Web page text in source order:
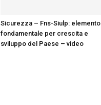
Sicurezza – Fns-Siulp: elemento
fondamentale per crescita e
sviluppo del Paese – video